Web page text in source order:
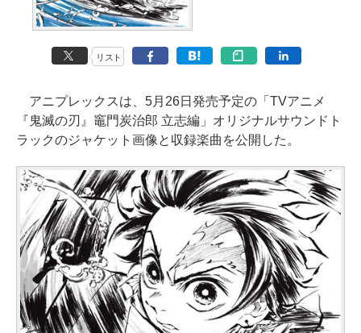
リスト
アニプレックスは、5月26日発売予定の「TVアニメ
『鬼滅の刃』竈門炭治郎 立志編」オリジナルサウンドト
ラックのジャケット画像と収録楽曲を公開した。